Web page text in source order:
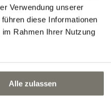
Verwendung unserer
diese Informationen
Rahmen Ihrer Nutzung
Alle zulassen